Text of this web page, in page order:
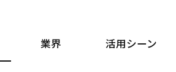
業界 活用シーン